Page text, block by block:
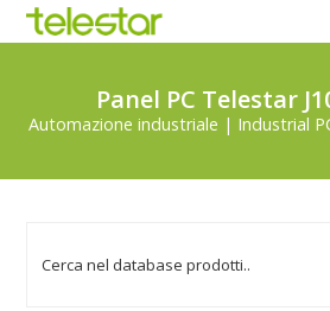
Panel PC Telestar
Automazione industriale | Industrial